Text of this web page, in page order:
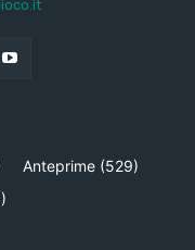
Anteprime (529)